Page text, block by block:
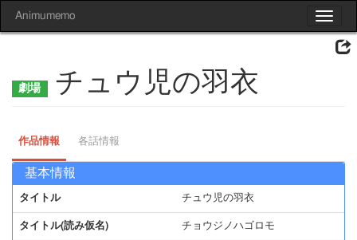
Toggle
Animumemo
チュウ児の羽衣
作品情報 各話情報
基本情報
タイトル チュウ児の羽衣
タイトル(読み仮名) チョウジノハゴロモ